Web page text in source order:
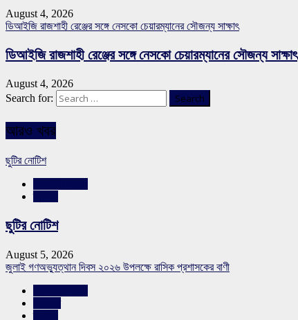
August 4, 2026
ডিআইজি রাজশাহী রেঞ্জের সঙ্গে নেসকো চেয়ারম্যানের সৌজন্য সাক্ষাৎ
ডিআইজি রাজশাহী রেঞ্জের সঙ্গে নেসকো চেয়ারম্যানের সৌজন্য সাক্ষাৎ
August 4, 2026
Search for:
আরও খবর
ছুটির নোটিশ
ছুটির নোটিশ
August 5, 2026
জুলাই গণঅভ্যুত্থান দিবস ২০২৬ উপলক্ষে রাসিক প্রশাসকের বাণী